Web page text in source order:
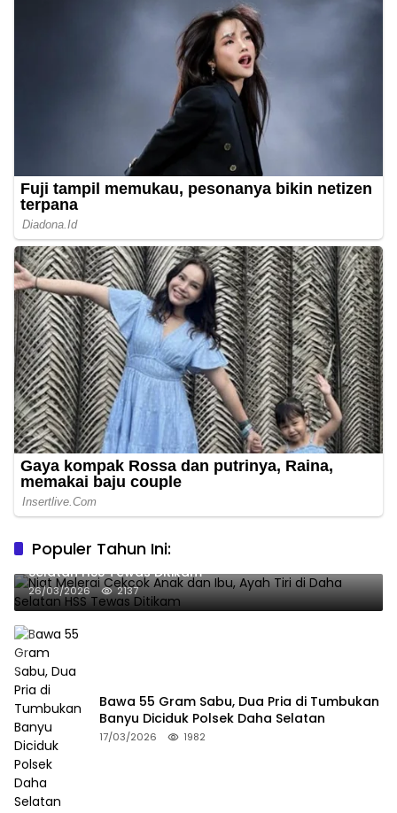
Populer Tahun Ini:
Niat Melerai Cekcok Anak dan Ibu, Ayah Tiri di Daha
Selatan HSS Tewas Ditikam
26/03/2026 2137
Bawa 55 Gram Sabu, Dua Pria di Tumbukan
Banyu Diciduk Polsek Daha Selatan
17/03/2026 1982